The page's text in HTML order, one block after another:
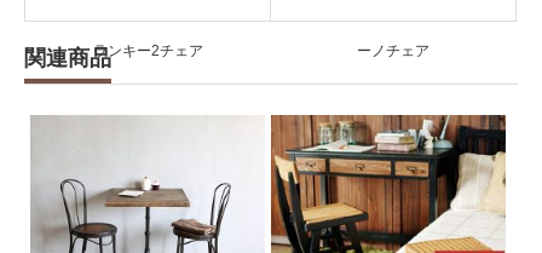
ランキー2チェア ーノチェア
関連商品